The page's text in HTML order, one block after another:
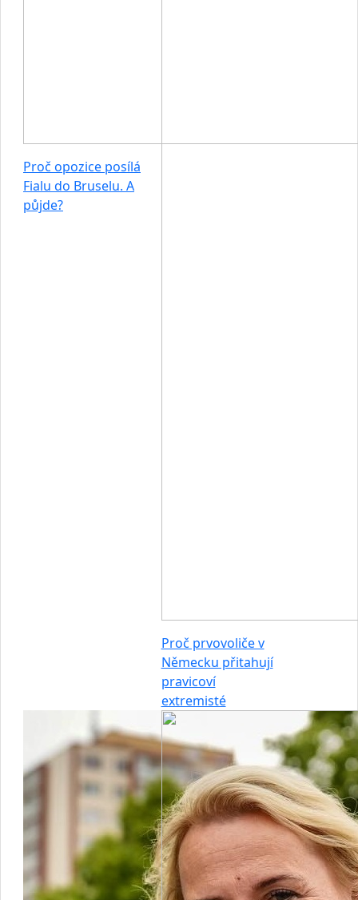
Proč opozice posílá
Fialu do Bruselu. A
půjde?
Proč prvovoliče v
Německu přitahují
pravicoví
extremisté